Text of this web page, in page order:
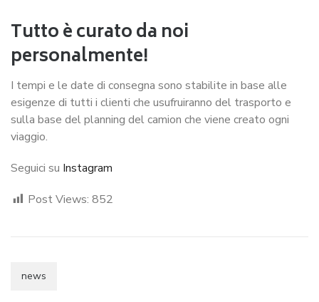
Tutto è curato da noi
personalmente!
I tempi e le date di consegna sono stabilite in base alle
esigenze di tutti i clienti che usufruiranno del trasporto e
sulla base del planning del camion che viene creato ogni
viaggio.
Seguici su Instagram
Post Views: 852
news